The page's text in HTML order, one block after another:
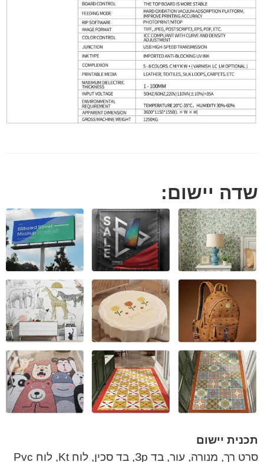
שדה יישום:
תכנית יישום
סרט רך, מנורה, עור, בד Зp, בד סכין, לוח Kt, לוח Pvc